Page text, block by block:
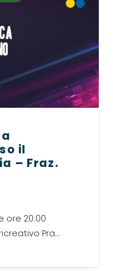
il
– Fraz.
ore 20.00
Pra…